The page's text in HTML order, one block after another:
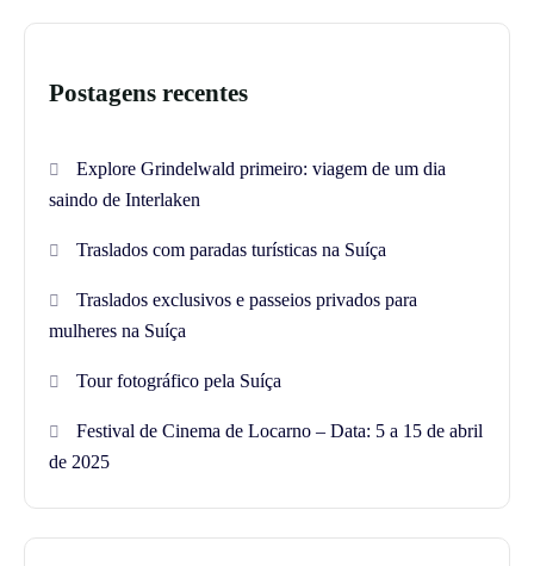
Postagens recentes
Explore Grindelwald primeiro: viagem de um dia
saindo de Interlaken
Traslados com paradas turísticas na Suíça
Traslados exclusivos e passeios privados para
mulheres na Suíça
Tour fotográfico pela Suíça
Festival de Cinema de Locarno – Data: 5 a 15 de abril
de 2025